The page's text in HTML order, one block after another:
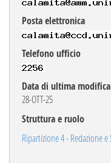
Posta elettronica
Telefono ufficio
Data di ultima modifica
28-OTT-25
Struttura e ruolo
Ripartizione 4 - Redazione e